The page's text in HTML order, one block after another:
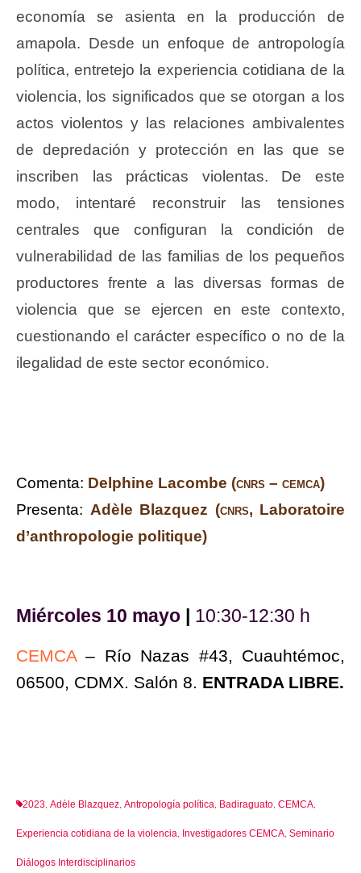
economía se asienta en la producción de
amapola. Desde un enfoque de antropología
política, entretejo la experiencia cotidiana de la
violencia, los significados que se otorgan a los
actos violentos y las relaciones ambivalentes
de depredación y protección en las que se
inscriben las prácticas violentas. De este
modo, intentaré reconstruir las tensiones
centrales que configuran la condición de
vulnerabilidad de las familias de los pequeños
productores frente a las diversas formas de
violencia que se ejercen en este contexto,
cuestionando el carácter específico o no de la
ilegalidad de este sector económico.
Comenta: Delphine Lacombe (cnrs – cemca)
Presenta: Adèle Blazquez (cnrs, Laboratoire
d’anthropologie politique)
Miércoles 10 mayo 10:30-12:30 h
CEMCA– Río Nazas #43, Cuauhtémoc,
06500, CDMX. Salón 8. ENTRADA LIBRE.
2023 Adèle Blazquez Antropología política Badiraguato CEMCA
Experiencia cotidiana de la violencia Investigadores CEMCA Seminario
Diálogos Interdisciplinarios